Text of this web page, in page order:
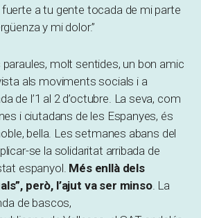
a tu gente tocada de mi parte
y mi dolor.”
paraules, molt sentides, un bon amic
als moviments socials i a
de l’1 al 2 d’octubre. La seva, com
i ciutadans de les Espanyes, és
bella. Les setmanes abans del
se la solidaritat arribada de
espanyol. Més enllà dels
però, l’ajut va ser minso. La
de bascos,